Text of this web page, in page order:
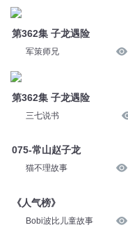
第362集 子龙遇险
军策师兄
第362集 子龙遇险
三七说书
075-常山赵子龙
猫不理故事
《人气榜》
Bobi波比儿童故事